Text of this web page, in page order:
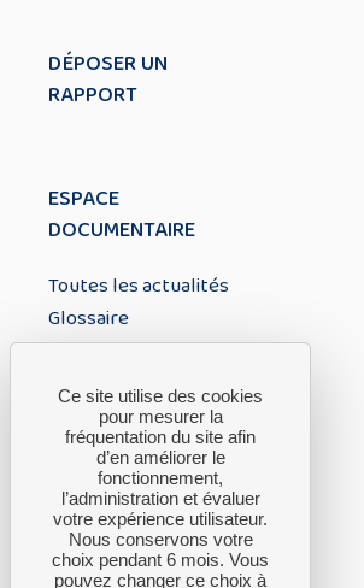
DÉPOSER UN
RAPPORT
ESPACE
DOCUMENTAIRE
Toutes les actualités
Glossaire
À PROPOS
A propos du CTH
FAQ
Nous contacter
Ce site utilise des cookies
pour mesurer la
fréquentation du site afin
d’en améliorer le
fonctionnement,
l’administration et évaluer
votre expérience utilisateur.
Nous conservons votre
choix pendant 6 mois. Vous
pouvez changer ce choix à